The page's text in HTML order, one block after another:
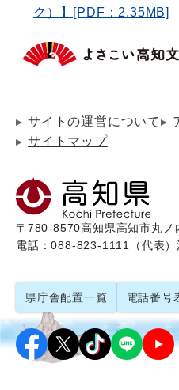
ク）】[PDF：2.35MB]
サイトの運営について
サイトマップ
〒780-8570高知県高知市丸
電話：088-823-1111（代表）
県庁舎配置一覧 電話番号